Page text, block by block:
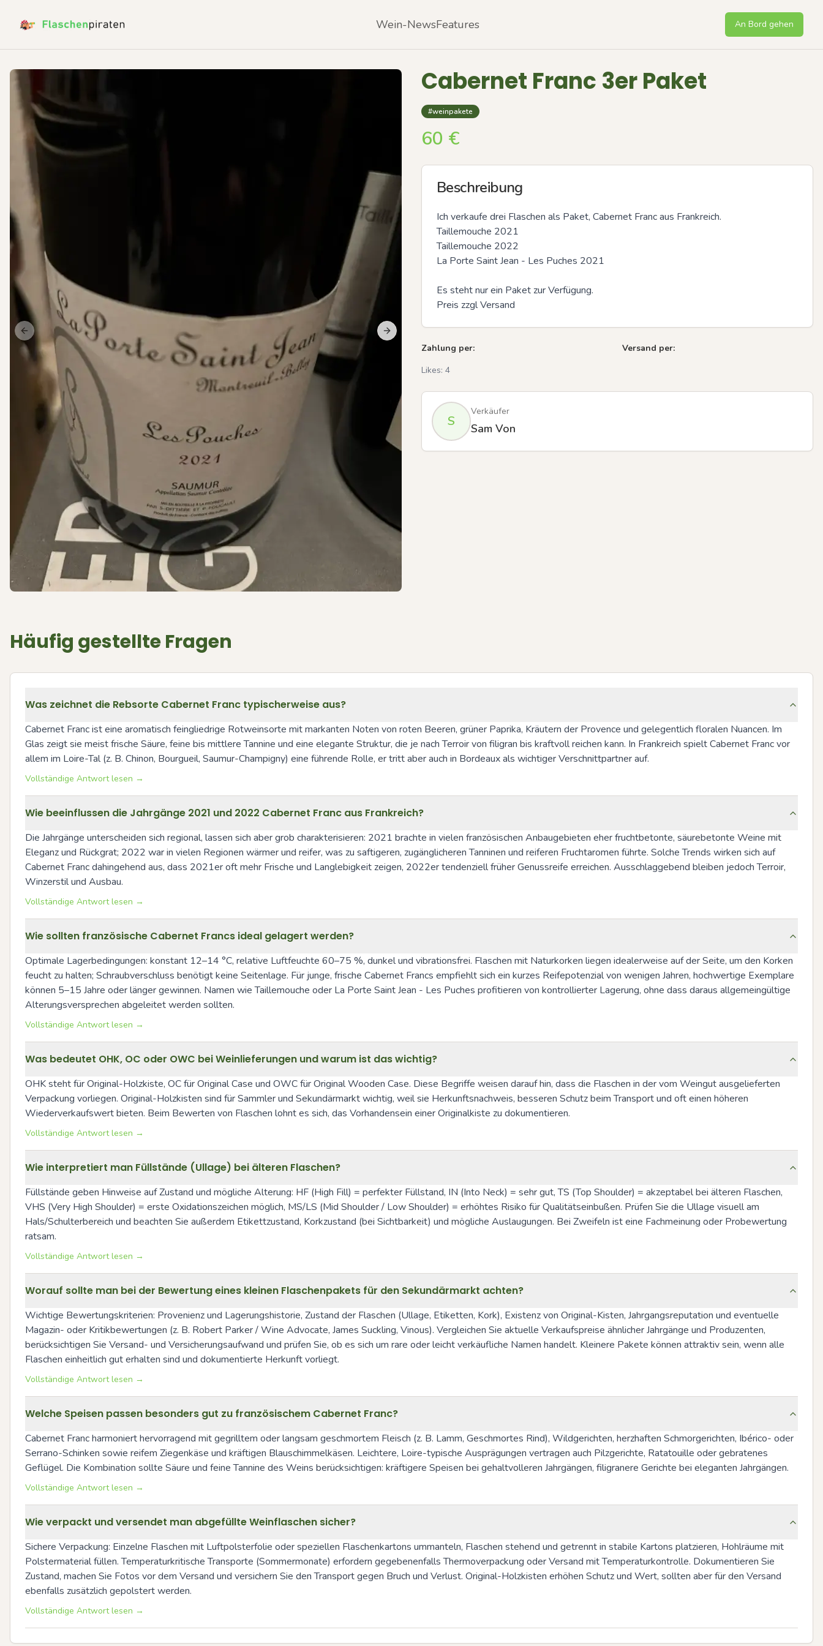
Wein-NewsFeatures An Bord gehen
Previous slide Next slide
Cabernet Franc 3er Paket
#weinpakete
60 €
Beschreibung
Ich verkaufe drei Flaschen als Paket, Cabernet Franc aus Frankreich.
Taillemouche 2021
Taillemouche 2022
La Porte Saint Jean - Les Puches 2021
Es steht nur ein Paket zur Verfügung.
Preis zzgl Versand
Zahlung per:
Versand per:
Likes: 4
S
Verkäufer
Sam Von
Häufig gestellte Fragen
Was zeichnet die Rebsorte Cabernet Franc typischerweise aus?
Cabernet Franc ist eine aromatisch feingliedrige Rotweinsorte mit markanten Noten von roten Beeren, grüner Paprika, Kräutern der Provence und gelegentlich floralen Nuancen. Im
Glas zeigt sie meist frische Säure, feine bis mittlere Tannine und eine elegante Struktur, die je nach Terroir von filigran bis kraftvoll reichen kann. In Frankreich spielt Cabernet Franc vor
allem im Loire-Tal (z. B. Chinon, Bourgueil, Saumur-Champigny) eine führende Rolle, er tritt aber auch in Bordeaux als wichtiger Verschnittpartner auf.
Vollständige Antwort lesen →
Wie beeinflussen die Jahrgänge 2021 und 2022 Cabernet Franc aus Frankreich?
Die Jahrgänge unterscheiden sich regional, lassen sich aber grob charakterisieren: 2021 brachte in vielen französischen Anbaugebieten eher fruchtbetonte, säurebetonte Weine mit
Eleganz und Rückgrat; 2022 war in vielen Regionen wärmer und reifer, was zu saftigeren, zugänglicheren Tanninen und reiferen Fruchtaromen führte. Solche Trends wirken sich auf
Cabernet Franc dahingehend aus, dass 2021er oft mehr Frische und Langlebigkeit zeigen, 2022er tendenziell früher Genussreife erreichen. Ausschlaggebend bleiben jedoch Terroir,
Winzerstil und Ausbau.
Vollständige Antwort lesen →
Wie sollten französische Cabernet Francs ideal gelagert werden?
Optimale Lagerbedingungen: konstant 12–14 °C, relative Luftfeuchte 60–75 %, dunkel und vibrationsfrei. Flaschen mit Naturkorken liegen idealerweise auf der Seite, um den Korken
feucht zu halten; Schraubverschluss benötigt keine Seitenlage. Für junge, frische Cabernet Francs empfiehlt sich ein kurzes Reifepotenzial von wenigen Jahren, hochwertige Exemplare
können 5–15 Jahre oder länger gewinnen. Namen wie Taillemouche oder La Porte Saint Jean - Les Puches profitieren von kontrollierter Lagerung, ohne dass daraus allgemeingültige
Alterungsversprechen abgeleitet werden sollten.
Vollständige Antwort lesen →
Was bedeutet OHK, OC oder OWC bei Weinlieferungen und warum ist das wichtig?
OHK steht für Original-Holzkiste, OC für Original Case und OWC für Original Wooden Case. Diese Begriffe weisen darauf hin, dass die Flaschen in der vom Weingut ausgelieferten
Verpackung vorliegen. Original-Holzkisten sind für Sammler und Sekundärmarkt wichtig, weil sie Herkunftsnachweis, besseren Schutz beim Transport und oft einen höheren
Wiederverkaufswert bieten. Beim Bewerten von Flaschen lohnt es sich, das Vorhandensein einer Originalkiste zu dokumentieren.
Vollständige Antwort lesen →
Wie interpretiert man Füllstände (Ullage) bei älteren Flaschen?
Füllstände geben Hinweise auf Zustand und mögliche Alterung: HF (High Fill) = perfekter Füllstand, IN (Into Neck) = sehr gut, TS (Top Shoulder) = akzeptabel bei älteren Flaschen,
VHS (Very High Shoulder) = erste Oxidationszeichen möglich, MS/LS (Mid Shoulder / Low Shoulder) = erhöhtes Risiko für Qualitätseinbußen. Prüfen Sie die Ullage visuell am
Hals/Schulterbereich und beachten Sie außerdem Etikettzustand, Korkzustand (bei Sichtbarkeit) und mögliche Auslaugungen. Bei Zweifeln ist eine Fachmeinung oder Probewertung
ratsam.
Vollständige Antwort lesen →
Worauf sollte man bei der Bewertung eines kleinen Flaschenpakets für den Sekundärmarkt achten?
Wichtige Bewertungskriterien: Provenienz und Lagerungshistorie, Zustand der Flaschen (Ullage, Etiketten, Kork), Existenz von Original-Kisten, Jahrgangsreputation und eventuelle
Magazin- oder Kritikbewertungen (z. B. Robert Parker / Wine Advocate, James Suckling, Vinous). Vergleichen Sie aktuelle Verkaufspreise ähnlicher Jahrgänge und Produzenten,
berücksichtigen Sie Versand- und Versicherungsaufwand und prüfen Sie, ob es sich um rare oder leicht verkäufliche Namen handelt. Kleinere Pakete können attraktiv sein, wenn alle
Flaschen einheitlich gut erhalten sind und dokumentierte Herkunft vorliegt.
Vollständige Antwort lesen →
Welche Speisen passen besonders gut zu französischem Cabernet Franc?
Cabernet Franc harmoniert hervorragend mit gegrilltem oder langsam geschmortem Fleisch (z. B. Lamm, Geschmortes Rind), Wildgerichten, herzhaften Schmorgerichten, Ibérico- oder
Serrano-Schinken sowie reifem Ziegenkäse und kräftigen Blauschimmelkäsen. Leichtere, Loire-typische Ausprägungen vertragen auch Pilzgerichte, Ratatouille oder gebratenes
Geflügel. Die Kombination sollte Säure und feine Tannine des Weins berücksichtigen: kräftigere Speisen bei gehaltvolleren Jahrgängen, filigranere Gerichte bei eleganten Jahrgängen.
Vollständige Antwort lesen →
Wie verpackt und versendet man abgefüllte Weinflaschen sicher?
Sichere Verpackung: Einzelne Flaschen mit Luftpolsterfolie oder speziellen Flaschenkartons ummanteln, Flaschen stehend und getrennt in stabile Kartons platzieren, Hohlräume mit
Polstermaterial füllen. Temperaturkritische Transporte (Sommermonate) erfordern gegebenenfalls Thermoverpackung oder Versand mit Temperaturkontrolle. Dokumentieren Sie
Zustand, machen Sie Fotos vor dem Versand und versichern Sie den Transport gegen Bruch und Verlust. Original-Holzkisten erhöhen Schutz und Wert, sollten aber für den Versand
ebenfalls zusätzlich gepolstert werden.
Vollständige Antwort lesen →